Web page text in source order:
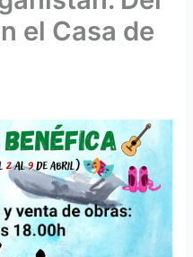
el Casa de